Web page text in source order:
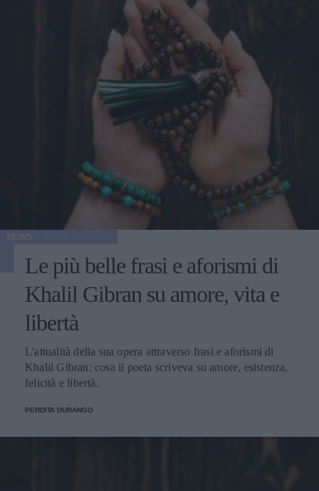
Le più belle frasi e aforismi di
Khalil Gibran su amore, vita e
libertà
L'attualità della sua opera attraverso frasi e aforismi di
Khalil Gibran: cosa il poeta scriveva su amore, esistenza,
felicità e libertà.
PERDITA DURANGO